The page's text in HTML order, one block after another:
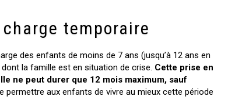
temporaire
des enfants de moins de 7 ans (jusqu’à 12 ans en
dont la famille est en situation de crise. Cette prise en
ne peut durer que 12 mois maximum, sauf
permettre aux enfants de vivre au mieux cette période